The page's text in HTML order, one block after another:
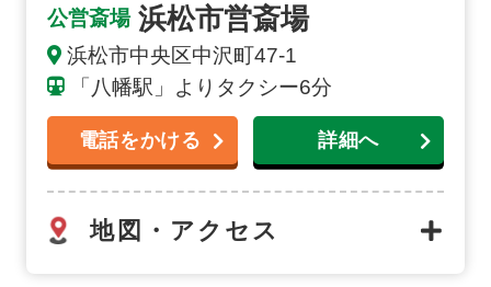
公営斎場 浜松市営斎場
浜松市中央区中沢町47-1
「八幡駅」よりタクシー6分
電話をかける 詳細へ
地図・アクセス